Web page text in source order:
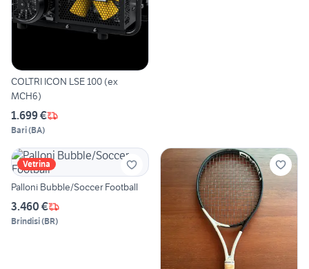
COLTRI ICON LSE 100 (ex
MCH6)
1.699 €
Bari(BA)
Vetrina
Palloni Bubble/Soccer Football
3.460 €
Brindisi(BR)